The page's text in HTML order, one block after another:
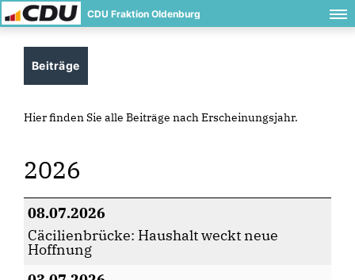
CDU Fraktion Oldenburg
Beiträge
Hier finden Sie alle Beiträge nach Erscheinungsjahr.
2026
08.07.2026
Cäcilienbrücke: Haushalt weckt neue
Hoffnung